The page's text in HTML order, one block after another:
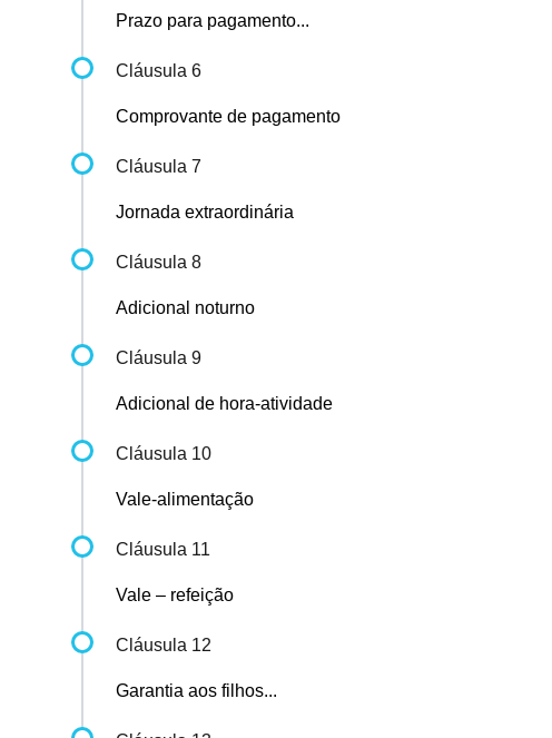
Prazo para pagamento...
Cláusula 6
Comprovante de pagamento
Cláusula 7
Jornada extraordinária
Cláusula 8
Adicional noturno
Cláusula 9
Adicional de hora-atividade
Cláusula 10
Vale-alimentação
Cláusula 11
Vale – refeição
Cláusula 12
Garantia aos filhos...